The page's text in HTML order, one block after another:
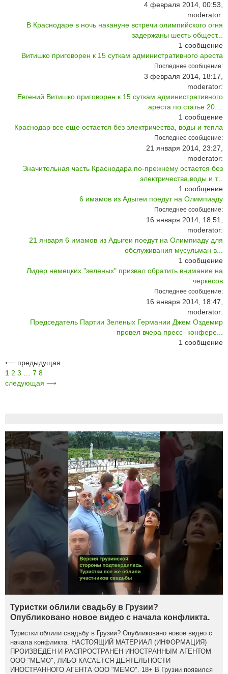
4 февраля 2014, 00:53,
moderator:
В Краснодаре в ночь накануне встречи олимпийского огня
задержаны шесть общест...
1 сообщение
Витишко приговорен к 15 суткам административного ареста
Последнее сообщение:
3 февраля 2014, 18:17,
moderator:
Евгений Витишко приговорен к 15 суткам административного
ареста по статье 20....
1 сообщение
Краснодар все еще остается без электричества, воды и тепла
Последнее сообщение:
21 января 2014, 23:27,
moderator:
Значительная часть Краснодара по-прежнему остается без
электричества,воды и т...
1 сообщение
6 имамов из Адыгеи поедут на Олимпиаду
Последнее сообщение:
16 января 2014, 18:51,
moderator:
21 января 6 имамов из Адыгеи поедут на Олимпиаду для
обслуживания мусульман в...
1 сообщение
Лидер немецких "зеленых" призвал обратить внимание на
черкесов
Последнее сообщение:
16 января 2014, 18:47,
moderator:
Председатель Партии Зеленых Германии Джем Оздемир
провел вчера пресс- конфере...
1 сообщение
⟵ предыдущая
1 2 3 7 8
следующая ⟶
Туристки облили свадьбу в Грузии?
Опубликовано новое видео с начала конфликта.
Туристки облили свадьбу в Грузии? Опубликовано новое видео с
начала конфликта. НАСТОЯЩИЙ МАТЕРИАЛ (ИНФОРМАЦИЯ)
ПРОИЗВЕДЕН И РАСПРОСТРАНЕН ИНОСТРАННЫМ АГЕНТОМ
ООО "МЕМО", ЛИБО КАСАЕТСЯ ДЕЯТЕЛЬНОСТИ
ИНОСТРАННОГО АГЕНТА ООО "МЕМО". 18+ В Грузии появился